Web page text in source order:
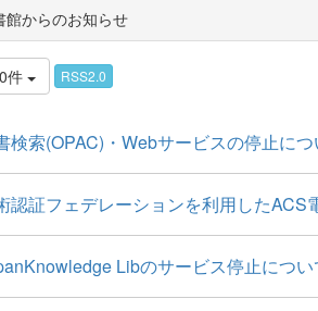
館からのお知らせ
件 RSS2.0
検索(OPAC)・Webサービスの停止に
認証フェデレーションを利用したACS
Libのサービス停止につ